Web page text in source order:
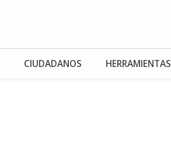
CIUDADANOS HERRAMIENTAS